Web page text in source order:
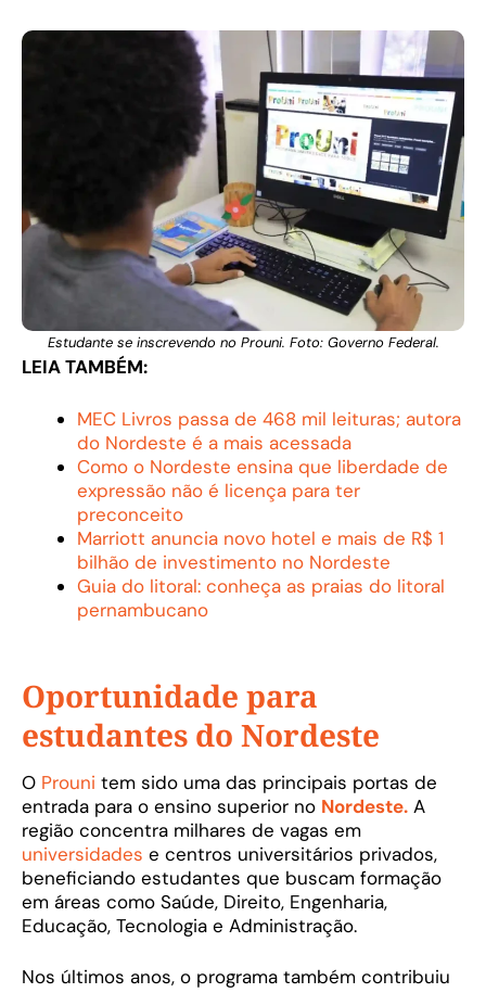
Estudante se inscrevendo no Prouni. Foto: Governo Federal.
LEIA TAMBÉM:
MEC Livros passa de 468 mil leituras; autora
do Nordeste é a mais acessada
Como o Nordeste ensina que liberdade de
expressão não é licença para ter
preconceito
Marriott anuncia novo hotel e mais de R$ 1
bilhão de investimento no Nordeste
Guia do litoral: conheça as praias do litoral
pernambucano
Oportunidade para
estudantes do Nordeste
O Prouni tem sido uma das principais portas de
entrada para o ensino superior no Nordeste. A
região concentra milhares de vagas em
universidades e centros universitários privados,
beneficiando estudantes que buscam formação
em áreas como Saúde, Direito, Engenharia,
Educação, Tecnologia e Administração.
Nos últimos anos, o programa também contribuiu